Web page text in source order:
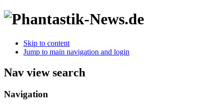
Skip to content
Jump to main navigation and login
Nav view search
Navigation